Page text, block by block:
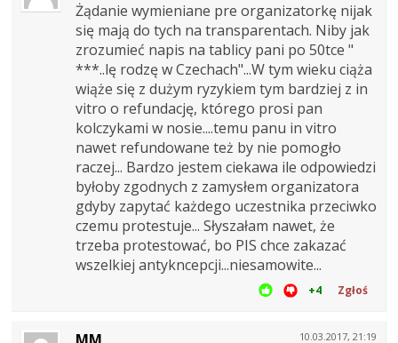
Żądanie wymieniane pre organizatorkę nijak
się mają do tych na transparentach. Niby jak
zrozumieć napis na tablicy pani po 50tce "
***..lę rodzę w Czechach"...W tym wieku ciąża
wiąże się z dużym ryzykiem tym bardziej z in
vitro o refundację, którego prosi pan
kolczykami w nosie....temu panu in vitro
nawet refundowane też by nie pomogło
raczej... Bardzo jestem ciekawa ile odpowiedzi
byłoby zgodnych z zamysłem organizatora
gdyby zapytać każdego uczestnika przeciwko
czemu protestuje... Słyszałam nawet, że
trzeba protestować, bo PIS chce zakazać
wszelkiej antykncepcji...niesamowite...
+4 Zgłoś
10.03.2017, 21:19